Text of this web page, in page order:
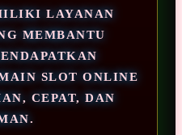
LAYANAN
MEMBANTU
SLOT ONLINE
CEPAT, DAN